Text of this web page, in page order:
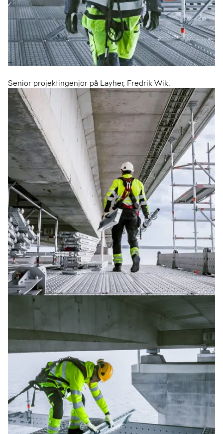
Senior projektingenjör på Layher, Fredrik Wik.